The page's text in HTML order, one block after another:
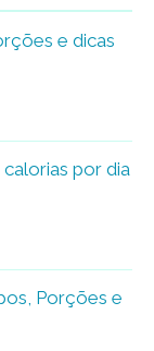
e dicas
por dia
Porções e